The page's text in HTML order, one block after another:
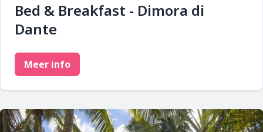
Bed & Breakfast - Dimora di
Dante
Meer info
Afbeelding